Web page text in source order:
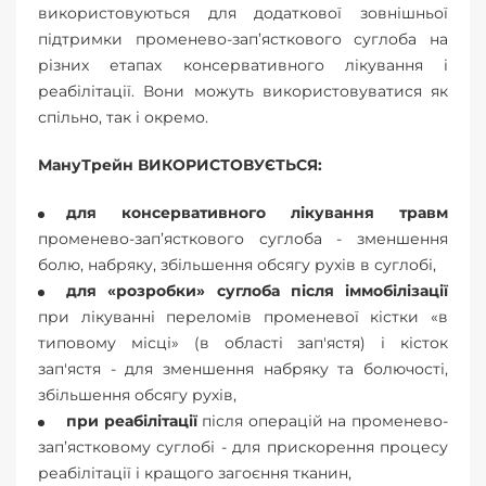
використовуються для додаткової зовнішньої
підтримки променево-зап’ясткового суглоба на
різних етапах консервативного лікування і
реабілітації. Вони можуть використовуватися як
спільно, так і окремо.
МануТрейн ВИКОРИСТОВУЄТЬСЯ:
для консервативного лікування травм
променево-зап’ясткового суглоба - зменшення
болю, набряку, збільшення обсягу рухів в суглобі,
для «розробки» суглоба після іммобілізації
при лікуванні переломів променевої кістки «в
типовому місці» (в області зап'ястя) і кісток
зап'ястя - для зменшення набряку та болючості,
збільшення обсягу рухів,
при реабілітації після операцій на променево-
зап’ястковому суглобі - для прискорення процесу
реабілітації і кращого загоєння тканин,